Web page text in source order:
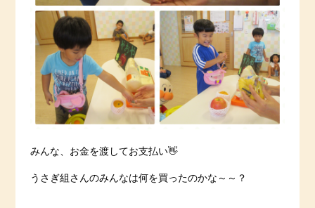
みんな、お金を渡してお支払い👋
うさぎ組さんのみんなは何を買ったのかな～～？